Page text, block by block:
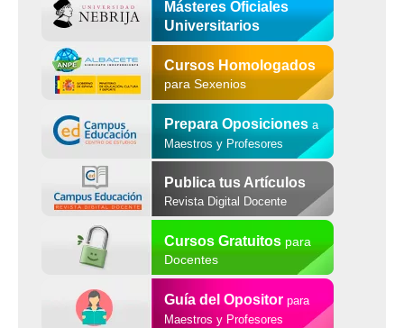
Másteres Oficiales
Universitarios
Cursos Homologados
para Sexenios
Prepara Oposiciones a
Maestros y Profesores
Publica tus Artículos
Revista Digital Docente
Cursos Gratuitospara
Docentes
Guía del Opositor para
Maestros y Profesores